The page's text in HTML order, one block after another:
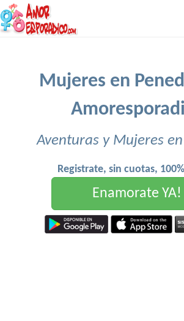
Mujeres en
Aventuras y Mujeres en
Registrate, sin cuotas,
Enamorate YA!